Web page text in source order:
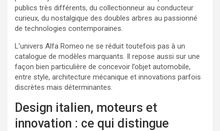
publics très différents, du collectionneur au conducteur
curieux, du nostalgique des doubles arbres au passionné
de technologies contemporaines.
L’univers Alfa Romeo ne se réduit toutefois pas à un
catalogue de modèles marquants. Il repose aussi sur une
façon bien particulière de concevoir l’objet automobile,
entre style, architecture mécanique et innovations parfois
discrètes mais déterminantes.
Design italien, moteurs et
innovation : ce qui distingue